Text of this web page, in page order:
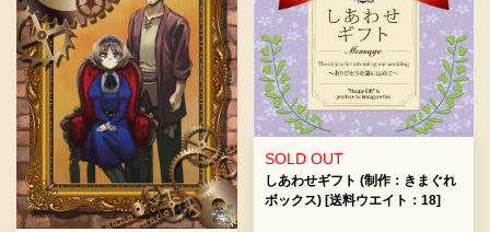
SOLD OUT
しあわせギフト (制作：きまぐれ
ボックス) [送料ウエイト：18]